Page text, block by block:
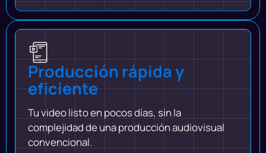
Producción rápida y
eficiente
Tu video listo en pocos días, sin la
complejidad de una producción audiovisual
convencional.